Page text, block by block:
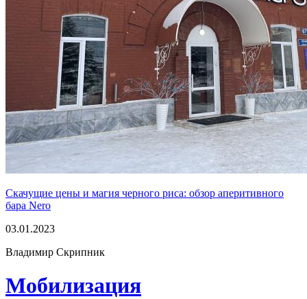
Скачущие цены и магия черного риса: обзор аперитивного
бара Nero
03.01.2023
Владимир Скрипник
Мобилизация